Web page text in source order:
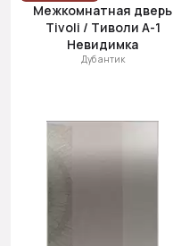
Межкомнатная дверь
Tivoli / Тиволи А-1
Невидимка
Дуб антик